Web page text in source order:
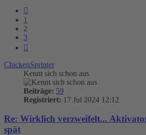
1
2
3
ChickenSprinter
Kennt sich schon aus
Beiträge: 59
Registriert: 17 Jul 2024 12:12
Re: Wirklich verzweifelt...
spät